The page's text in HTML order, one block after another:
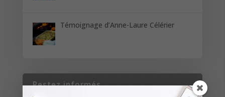
Témoignage d’Anne-Laure Célérier
Restez informés